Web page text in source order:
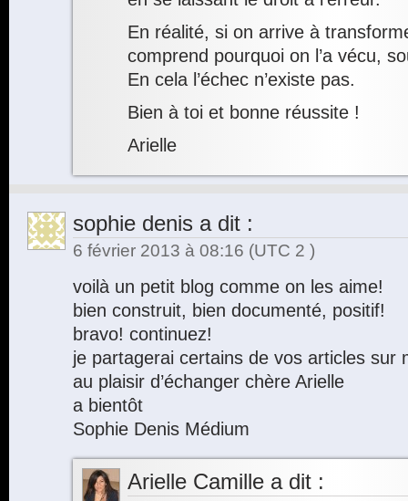
En réalité, si on arrive à
comprend pourquoi on l’a vécu,
En cela l’échec n’existe pas.
Bien à toi et bonne réussite !
Arielle
sophie denis a dit :
6 février 2013 à 08:16 (UTC 2 )
voilà un petit blog comme on les aime!
bien construit, bien documenté, positif!
bravo! continuez!
je partagerai certains de vos articles sur
au plaisir d’échanger chère Arielle
a bientôt
Sophie Denis Médium
Arielle Camille a dit :